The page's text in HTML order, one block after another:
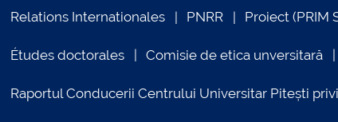
Relations Internationales PNRR Proiect (PRIM
Études doctorales Comisie de etica unversitară
Raportul Conducerii Centrului Universitar Pitești